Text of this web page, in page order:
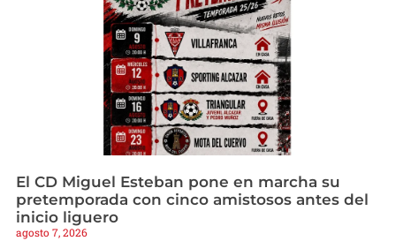
El CD Miguel Esteban pone en marcha su
pretemporada con cinco amistosos antes del
inicio liguero
agosto 7, 2026